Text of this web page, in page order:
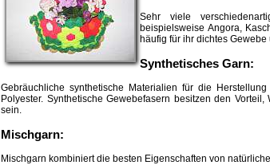
Sehr viele
beispielsweise Angora,
häufig für ihr dichtes
Synthetisches Garn:
Gebräuchliche synthetische Materialien für die
Polyester. Synthetische Gewebefasern besitzen den
sein.
Mischgarn:
Mischgarn kombiniert die besten Eigenschaften von